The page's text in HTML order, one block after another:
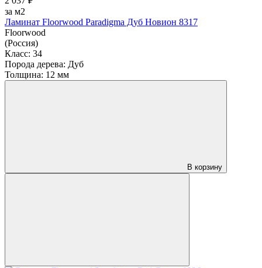
за м2
Ламинат Floorwood Paradigma Дуб Новион 8317
Floorwood
(Россия)
Класс: 34
Порода дерева: Дуб
Толщина: 12 мм
В корзину